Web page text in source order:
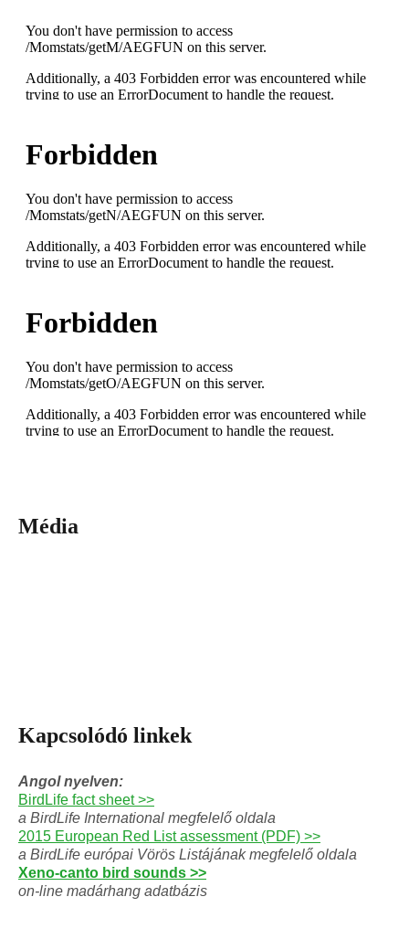
Média
Kapcsolódó linkek
Angol nyelven:
BirdLife fact sheet >>
a BirdLife International megfelelő oldala
2015 European Red List assessment (PDF) >>
a BirdLife európai Vörös Listájának megfelelő oldala
Xeno-canto bird sounds >>
on-line madárhang adatbázis